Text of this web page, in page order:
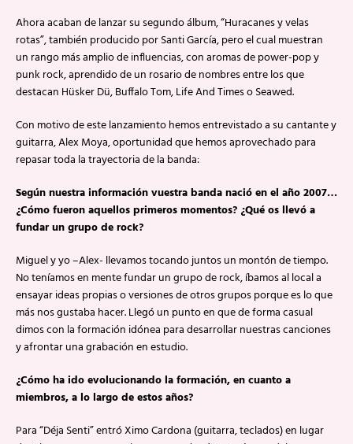
Ahora acaban de lanzar su segundo álbum, “Huracanes y velas
rotas”, también producido por Santi García, pero el cual muestran
un rango más amplio de influencias, con aromas de power-pop y
punk rock, aprendido de un rosario de nombres entre los que
destacan Hüsker Dü, Buffalo Tom, Life And Times o Seawed.
Con motivo de este lanzamiento hemos entrevistado a su cantante y
guitarra, Alex Moya, oportunidad que hemos aprovechado para
repasar toda la trayectoria de la banda:
Según nuestra información vuestra banda nació en el año 2007…
¿Cómo fueron aquellos primeros momentos? ¿Qué os llevó a
fundar un grupo de rock?
Miguel y yo –Alex- llevamos tocando juntos un montón de tiempo.
No teníamos en mente fundar un grupo de rock, íbamos al local a
ensayar ideas propias o versiones de otros grupos porque es lo que
más nos gustaba hacer. Llegó un punto en que de forma casual
dimos con la formación idónea para desarrollar nuestras canciones
y afrontar una grabación en estudio.
¿Cómo ha ido evolucionando la formación, en cuanto a
miembros, a lo largo de estos años?
Para “Déja Senti” entró Ximo Cardona (guitarra, teclados) en lugar